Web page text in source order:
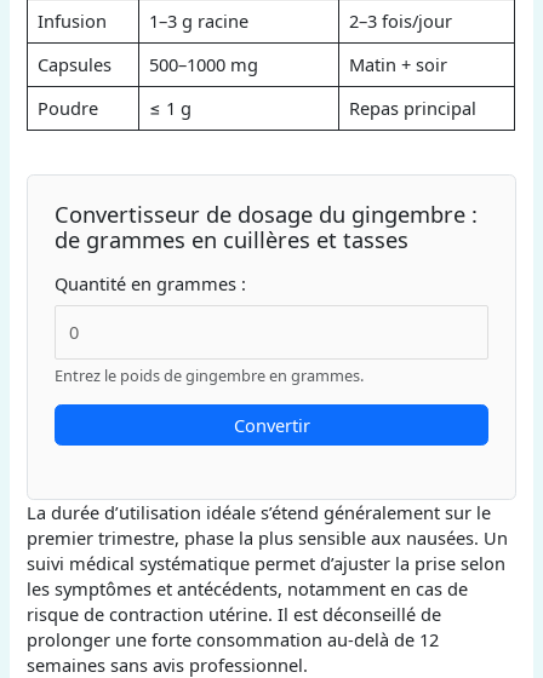
Infusion
1–3 g racine
2–3 fois/jour
Capsules
500–1000 mg
Matin + soir
Poudre
≤ 1 g Repas principal
Convertisseur de dosage du gingembre :
de grammes en cuillères et tasses
Quantité en grammes :
Entrez le poids de gingembre en grammes.
Convertir
La durée d’utilisation idéale s’étend généralement sur le
premier trimestre, phase la plus sensible aux nausées. Un
suivi médical systématique permet d’ajuster la prise selon
les symptômes et antécédents, notamment en cas de
risque de contraction utérine. Il est déconseillé de
prolonger une forte consommation au-delà de 12
semaines sans avis professionnel.